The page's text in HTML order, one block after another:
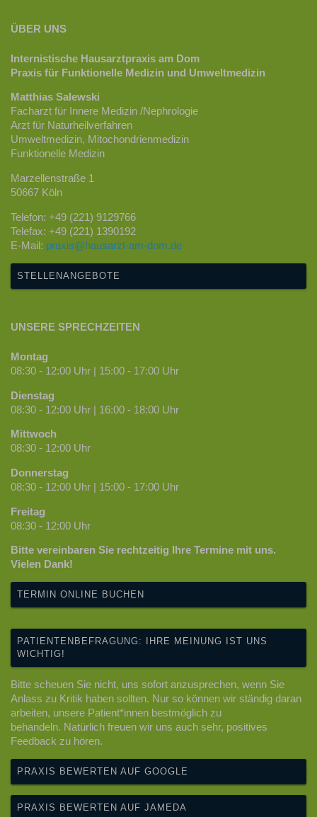
ÜBER UNS
Internistische Hausarztpraxis am Dom
Praxis für Funktionelle Medizin und Umweltmedizin
Matthias Salewski
Facharzt für Innere Medizin /Nephrologie
Arzt für Naturheilverfahren
Umweltmedizin, Mitochondrienmedizin
Funktionelle Medizin
Marzellenstraße 1
50667 Köln
Telefon: +49 (221) 9129766
Telefax: +49 (221) 1390192
E-Mail: praxis@hausarzt-am-dom.de
STELLENANGEBOTE
UNSERE SPRECHZEITEN
Montag
08:30 - 12:00 Uhr | 15:00 - 17:00 Uhr
Dienstag
08:30 - 12:00 Uhr | 16:00 - 18:00 Uhr
Mittwoch
08:30 - 12:00 Uhr
Donnerstag
08:30 - 12:00 Uhr | 15:00 - 17:00 Uhr
Freitag
08:30 - 12:00 Uhr
Bitte vereinbaren Sie rechtzeitig Ihre Termine mit uns.
Vielen Dank!
TERMIN ONLINE BUCHEN
PATIENTENBEFRAGUNG: IHRE MEINUNG IST UNS
WICHTIG!
Bitte scheuen Sie nicht, uns sofort anzusprechen, wenn Sie
Anlass zu Kritik haben sollten. Nur so können wir ständig daran
arbeiten, unsere Patient*innen bestmöglich zu
behandeln. Natürlich freuen wir uns auch sehr, positives
Feedback zu hören.
PRAXIS BEWERTEN AUF GOOGLE
PRAXIS BEWERTEN AUF JAMEDA